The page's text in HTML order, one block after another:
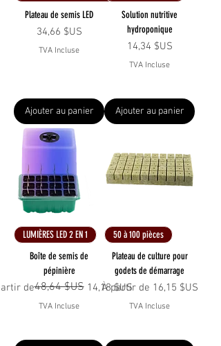
Plateau de semis LED
Prix
34,66 $US
TVA Incluse
Ajouter au panier
Solution nutritive
hydroponique
Prix
14,34 $US
TVA Incluse
Ajouter au panier
LUMIÈRES LED 2 EN 1
Boîte de semis de
pépinière
de
original48,64 $US 14,18 $US
promotionnel
TVA Incluse
50 à 100 pièces
Plateau de culture pour
godets de démarrage
À partir de 16,15 $US
Prix promotionnel
TVA Incluse